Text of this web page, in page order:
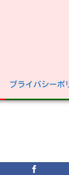
プライバシーポ